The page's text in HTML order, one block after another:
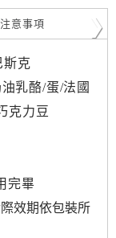
注意事項
斯克
乳酪/蛋/法國
克力豆
完畢
效期依包裝所